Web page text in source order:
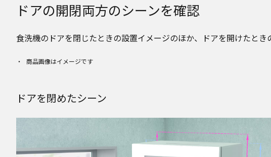
ドアの開閉両方のシーンを確認
食洗機のドアを閉じたときの設置イメージのほか、ドアを開けたと
商品画像はイメージです
ドアを閉めたシーン